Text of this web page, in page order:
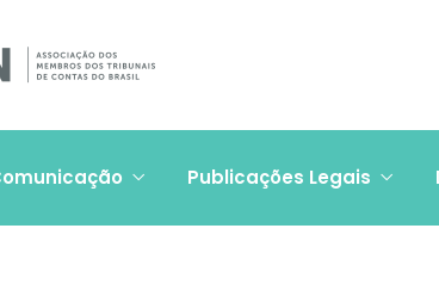
Publicações Legais